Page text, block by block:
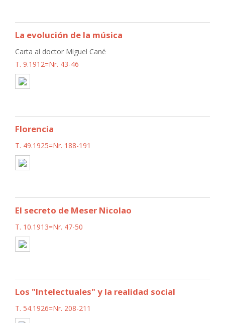
La evolución de la música
Carta al doctor Miguel Cané
T. 9.1912=Nr. 43-46
Florencia
T. 49.1925=Nr. 188-191
El secreto de Meser Nicolao
T. 10.1913=Nr. 47-50
Los "Intelectuales" y la realidad social
T. 54.1926=Nr. 208-211